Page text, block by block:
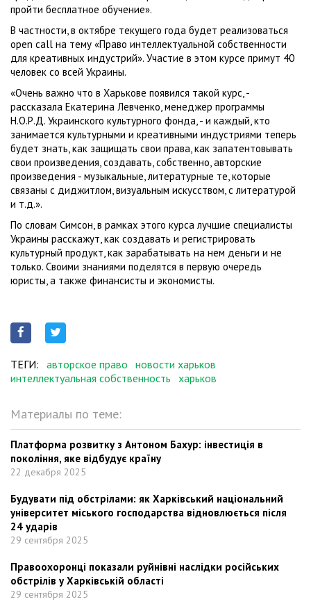
пройти бесплатное обучение».
В частности, в октябре текущего года будет реализоваться
оpen call на тему «Право интеллектуальной собственности
для креативных индустрий». Участие в этом курсе примут 40
человек со всей Украины.
«Очень важно что в Харькове появился такой курс, -
рассказала Екатерина Левченко, менеджер программы
Н.О.Р.Д. Украинского культурного фонда, - и каждый, кто
занимается культурными и креативными индустриями теперь
будет знать, как защищать свои права, как запатентовывать
свои произведения, создавать, собственно, авторские
произведения - музыкальные, литературные те, которые
связаны с диджитлом, визуальным искусством, с литературой
и т.д.».
По словам Симсон, в рамках этого курса лучшие специалисты
Украины расскажут, как создавать и регистрировать
культурный продукт, как зарабатывать на нем деньги и не
только. Своими знаниями поделятся в первую очередь
юристы, а также финансисты и экономисты.
ТЕГИ: авторское право новости харьков
интеллектуальная собственность харьков
Материалы по теме:
Платформа розвитку з Антоном Бахур: інвестиція в
покоління, яке відбудує країну
22 декабря 2025
Будувати під обстрілами: як Харківський національний
університет міського господарства відновлюється після
24 ударів
29 сентября 2025
Правоохоронці показали руйнівні наслідки російських
обстрілів у Харківській області
29 сентября 2025